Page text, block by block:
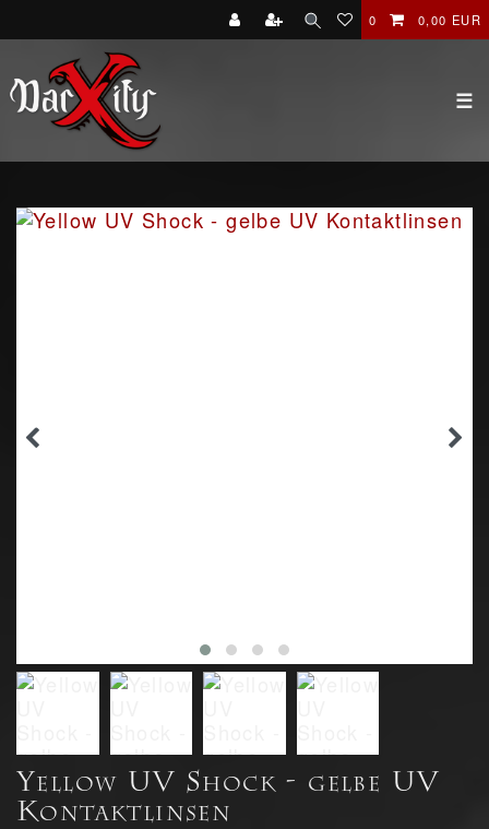
0 0,00 EUR
☰
Yellow UV Shock - gelbe UV
Kontaktlinsen